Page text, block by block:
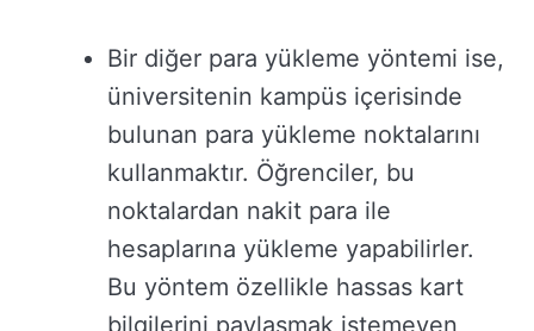
Bir diğer para yükleme yöntemi ise,
üniversitenin kampüs içerisinde
bulunan para yükleme noktalarını
kullanmaktır. Öğrenciler, bu
noktalardan nakit para ile
hesaplarına yükleme yapabilirler.
Bu yöntem özellikle hassas kart
bilgilerini paylaşmak istemeyen